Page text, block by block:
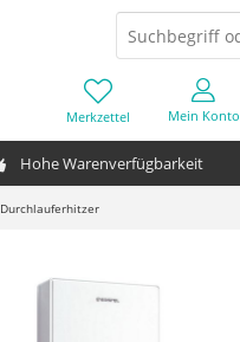
Hohe Warenverfügbarkeit
Merkzettel Mein Konto
Durchlauferhitzer